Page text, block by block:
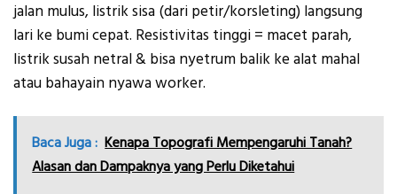
jalan mulus, listrik sisa (dari petir/korsleting) langsung
lari ke bumi cepat. Resistivitas tinggi = macet parah,
listrik susah netral & bisa nyetrum balik ke alat mahal
atau bahayain nyawa worker.
Baca Juga : Kenapa Topografi Mempengaruhi Tanah?
Alasan dan Dampaknya yang Perlu Diketahui